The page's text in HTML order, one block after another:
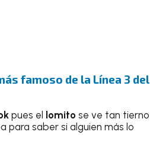
famoso de la Línea 3 del
pues el lomito se ve tan tierno
para saber si alguien más lo